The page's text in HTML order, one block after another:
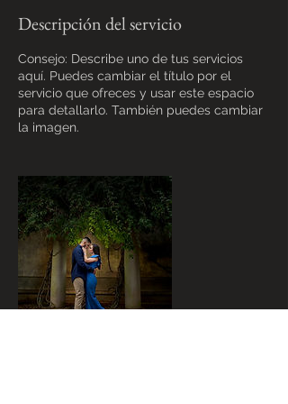
Descripción del servicio
Consejo: Describe uno de tus servicios
aquí. Puedes cambiar el título por el
servicio que ofreces y usar este espacio
para detallarlo. También puedes cambiar
la imagen.